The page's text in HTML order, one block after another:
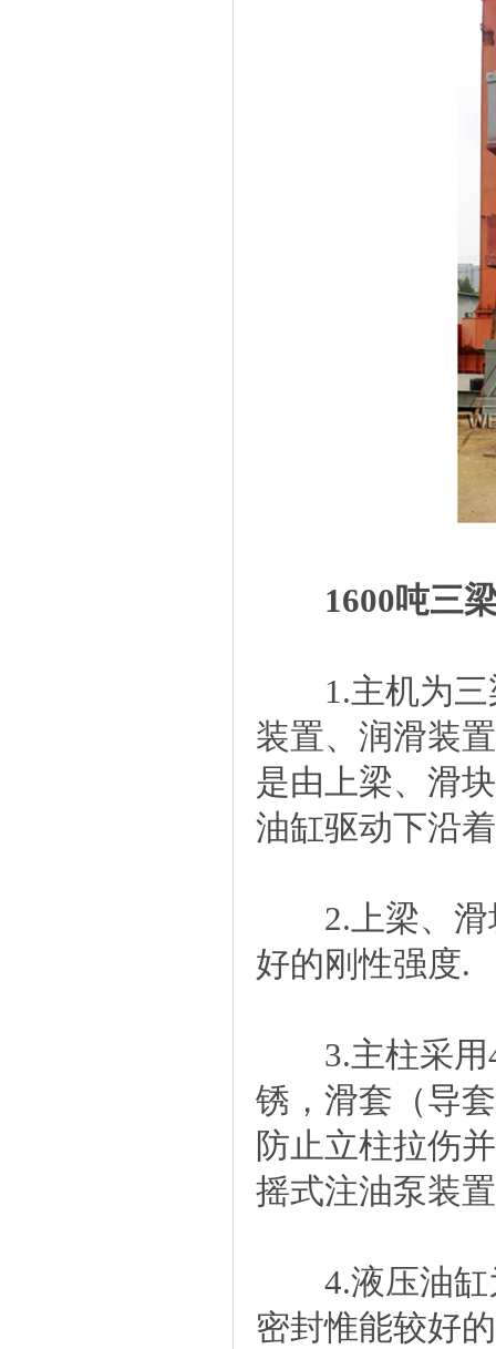
1600吨三梁
1.主机为三
装置、润滑装
是由上梁、滑
油缸驱动下沿
2.上梁、滑
好的刚性强度.
3.主柱采用
锈，滑套（导
防止立柱拉伤
摇式注油泵装
4.液压油缸
密封惟能较好